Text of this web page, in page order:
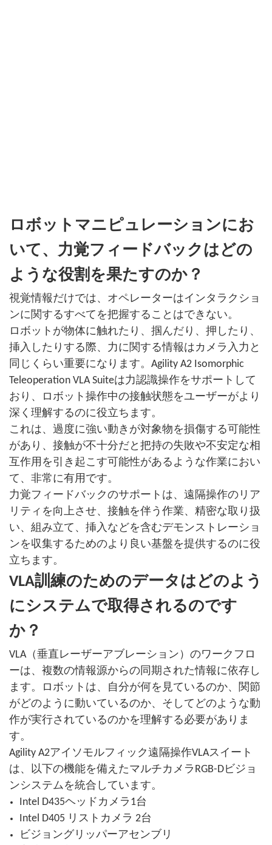
ロボットマニピュレーションにお
いて、力覚フィードバックはどの
ような役割を果たすのか？
視覚情報だけでは、オペレーターはインタラクショ
ンに関するすべてを把握することはできない。
ロボットが物体に触れたり、掴んだり、押したり、
挿入したりする際、力に関する情報はカメラ入力と
同じくらい重要になります。Agility A2 Isomorphic
Teleoperation VLA Suiteは力認識操作をサポートして
おり、ロボット操作中の接触状態をユーザーがより
深く理解するのに役立ちます。
これは、過度に強い動きが対象物を損傷する可能性
があり、接触が不十分だと把持の失敗や不安定な相
互作用を引き起こす可能性があるような作業におい
て、非常に有用です。
力覚フィードバックのサポートは、遠隔操作のリア
リティを向上させ、接触を伴う作業、精密な取り扱
い、組み立て、挿入などを含むデモンストレーショ
ンを収集するためのより良い基盤を提供するのに役
立ちます。
VLA訓練のためのデータはどのよう
にシステムで取得されるのです
か？
VLA（垂直レーザーアブレーション）のワークフロ
ーは、複数の情報源からの同期された情報に依存し
ます。ロボットは、自分が何を見ているのか、関節
がどのように動いているのか、そしてどのような動
作が実行されているのかを理解する必要がありま
す。
Agility A2アイソモルフィック遠隔操作VLAスイート
は、以下の機能を備えたマルチカメラRGB-Dビジョ
ンシステムを統合しています。
Intel D435ヘッドカメラ1台
Intel D405 リストカメラ 2台
ビジョングリッパーアセンブリ